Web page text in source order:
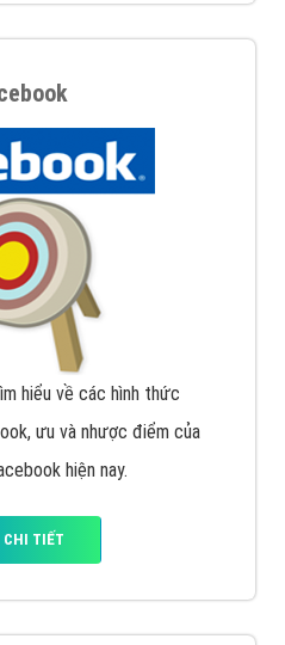
hiểu về các hình thức
ưu và nhược điểm của
hiện nay.
CHI TIẾT